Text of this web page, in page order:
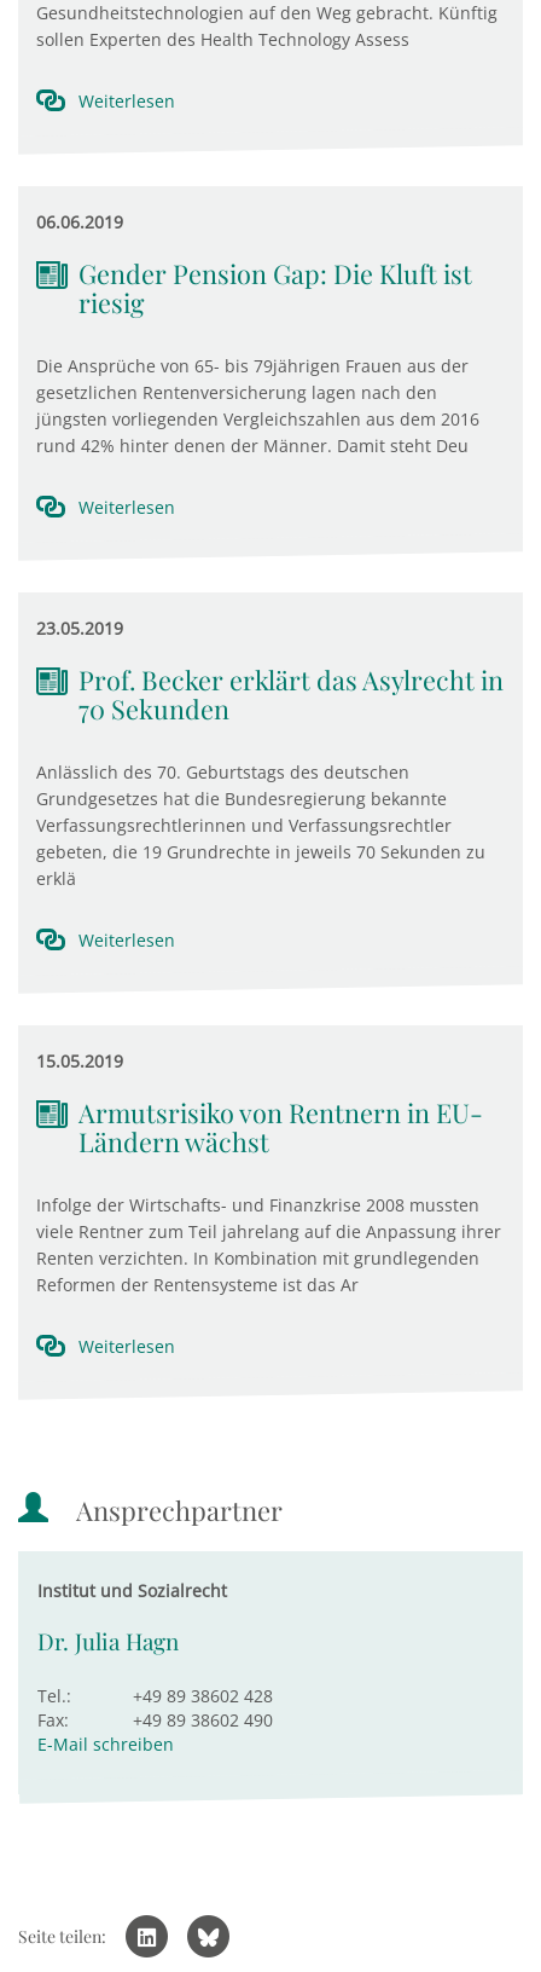
Gesundheitstechnologien auf den Weg gebracht. Künftig
sollen Experten des Health Technology Assess
Weiterlesen
06.06.2019
Gender Pension Gap: Die Kluft ist
riesig
Die Ansprüche von 65- bis 79jährigen Frauen aus der
gesetzlichen Rentenversicherung lagen nach den
jüngsten vorliegenden Vergleichszahlen aus dem 2016
rund 42% hinter denen der Männer. Damit steht Deu
Weiterlesen
23.05.2019
Prof. Becker erklärt das Asylrecht in
70 Sekunden
Anlässlich des 70. Geburtstags des deutschen
Grundgesetzes hat die Bundesregierung bekannte
Verfassungsrechtlerinnen und Verfassungsrechtler
gebeten, die 19 Grundrechte in jeweils 70 Sekunden zu
erklä
Weiterlesen
15.05.2019
Armutsrisiko von Rentnern in EU-
Ländern wächst
Infolge der Wirtschafts- und Finanzkrise 2008 mussten
viele Rentner zum Teil jahrelang auf die Anpassung ihrer
Renten verzichten. In Kombination mit grundlegenden
Reformen der Rentensysteme ist das Ar
Weiterlesen
Ansprechpartner
Institut und Sozialrecht
Dr. Julia Hagn
Tel.:
+49 89 38602 428
Fax:
+49 89 38602 490
E-Mail schreiben
Seite teilen: